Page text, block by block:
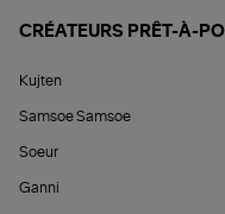
CRÉATEURS PRÊT-À-
Kujten
Samsoe Samsoe
Soeur
Ganni